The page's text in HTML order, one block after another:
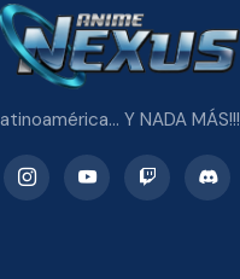
Y NADA MÁS!!!